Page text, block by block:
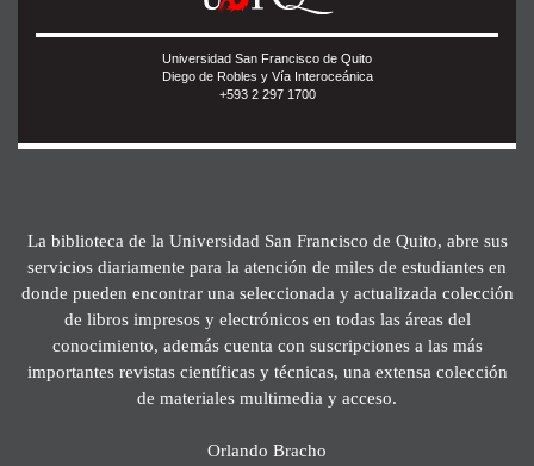
Universidad San Francisco de Quito
Diego de Robles y Vía Interoceánica
+593 2 297 1700
La biblioteca de la Universidad San Francisco de Quito, abre sus
servicios diariamente para la atención de miles de estudiantes en
donde pueden encontrar una seleccionada y actualizada colección
de libros impresos y electrónicos en todas las áreas del
conocimiento, además cuenta con suscripciones a las más
importantes revistas científicas y técnicas, una extensa colección
de materiales multimedia y acceso.
Orlando Bracho